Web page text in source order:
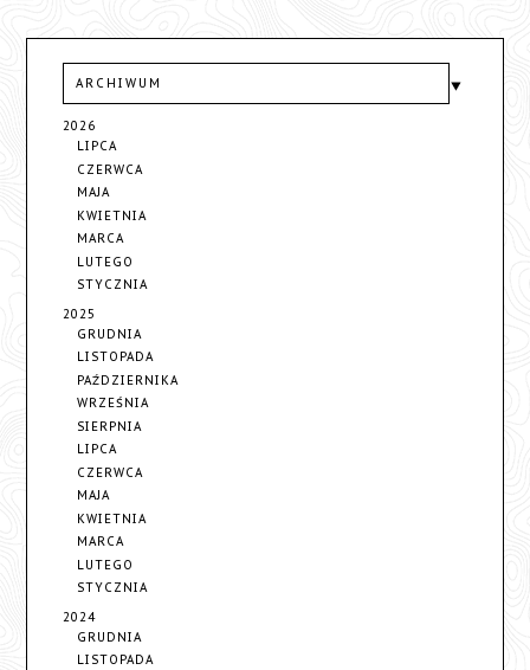
ARCHIWUM
2026
LIPCA
CZERWCA
MAJA
KWIETNIA
MARCA
LUTEGO
STYCZNIA
2025
GRUDNIA
LISTOPADA
PAŹDZIERNIKA
WRZEŚNIA
SIERPNIA
LIPCA
CZERWCA
MAJA
KWIETNIA
MARCA
LUTEGO
STYCZNIA
2024
GRUDNIA
LISTOPADA